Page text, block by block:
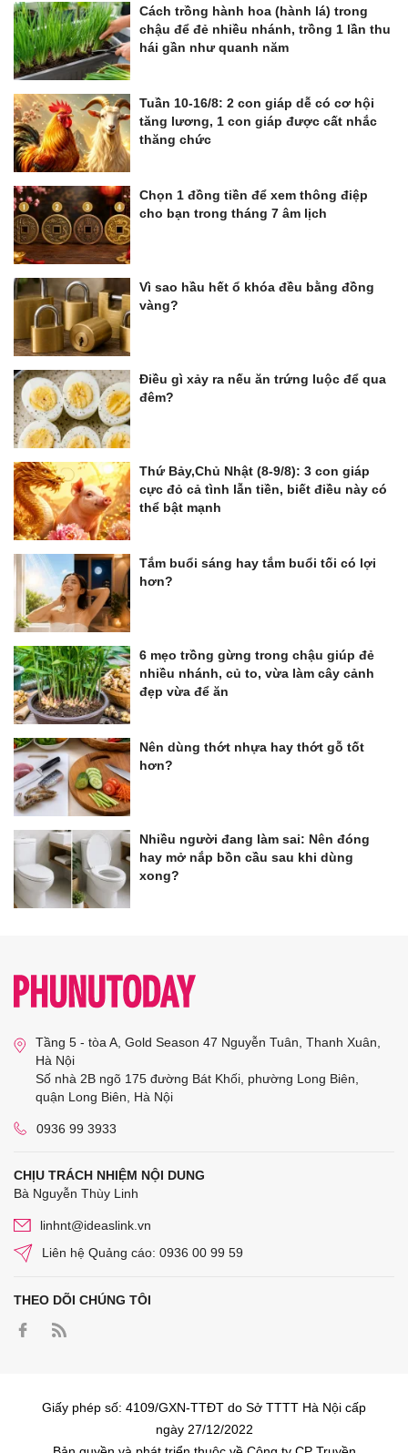
Cách trồng hành hoa (hành lá) trong
chậu để đẻ nhiều nhánh, trồng 1 lần thu
hái gần như quanh năm
Tuần 10-16/8: 2 con giáp dễ có cơ hội
tăng lương, 1 con giáp được cất nhắc
thăng chức
Chọn 1 đồng tiền để xem thông điệp
cho bạn trong tháng 7 âm lịch
Vì sao hầu hết ổ khóa đều bằng đồng
vàng?
Điều gì xảy ra nếu ăn trứng luộc để qua
đêm?
Thứ Bảy,Chủ Nhật (8-9/8): 3 con giáp
cực đỏ cả tình lẫn tiền, biết điều này có
thể bật mạnh
Tắm buổi sáng hay tắm buổi tối có lợi
hơn?
6 mẹo trồng gừng trong chậu giúp đẻ
nhiều nhánh, củ to, vừa làm cây cảnh
đẹp vừa để ăn
Nên dùng thớt nhựa hay thớt gỗ tốt
hơn?
Nhiều người đang làm sai: Nên đóng
hay mở nắp bồn cầu sau khi dùng
xong?
Tầng 5 - tòa A, Gold Season 47 Nguyễn Tuân, Thanh Xuân,
Hà Nội
Số nhà 2B ngõ 175 đường Bát Khối, phường Long Biên,
quận Long Biên, Hà Nội
0936 99 3933
CHỊU TRÁCH NHIỆM NỘI DUNG
Bà Nguyễn Thùy Linh
linhnt@ideaslink.vn
Liên hệ Quảng cáo: 0936 00 99 59
THEO DÕI CHÚNG TÔI
Giấy phép số: 4109/GXN-TTĐT do Sở TTTT Hà Nội cấp
ngày 27/12/2022